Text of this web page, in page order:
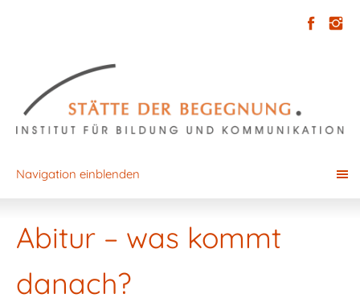
Navigation einblenden
Abitur – was kommt
danach?